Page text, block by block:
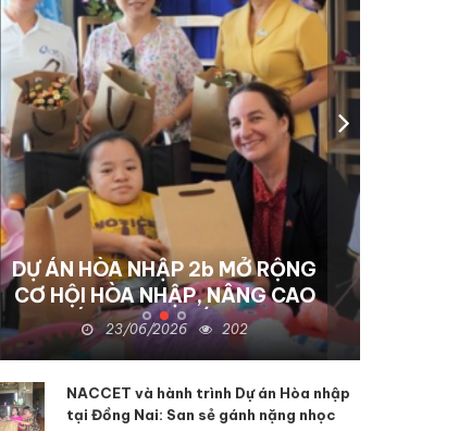
NACCET THÚC ĐẨY DỰ ÁN
HÒA NHẬP III-B TẠI TỈNH
ĐỒNG NAI: Hỗ trợ sinh kế và
nâng cao dịch vụ phục hồi
khuyết tật và nạn nhân chất
22/06/2026 133
NACCET và hành trình Dự án Hòa nhập
tại Đồng Nai: San sẻ gánh nặng nhọc